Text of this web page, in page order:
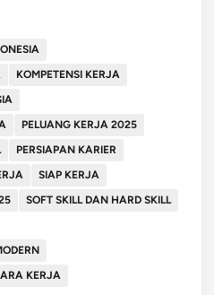
KOMPETENSI KERJA
PELUANG KERJA 2025
PERSIAPAN KARIER
SIAP KERJA
SOFT SKILL DAN HARD SKILL
KERJA